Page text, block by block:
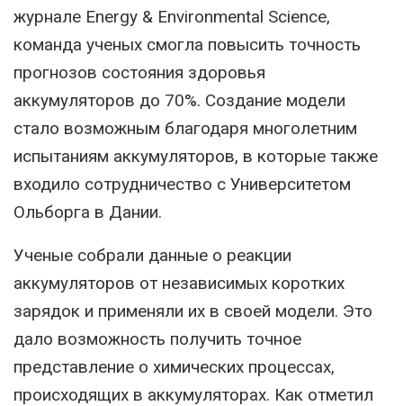
журнале Energy & Environmental Science,
команда ученых смогла повысить точность
прогнозов состояния здоровья
аккумуляторов до 70%. Создание модели
стало возможным благодаря многолетним
испытаниям аккумуляторов, в которые также
входило сотрудничество с Университетом
Ольборга в Дании.
Ученые собрали данные о реакции
аккумуляторов от независимых коротких
зарядок и применяли их в своей модели. Это
дало возможность получить точное
представление о химических процессах,
происходящих в аккумуляторах. Как отметил